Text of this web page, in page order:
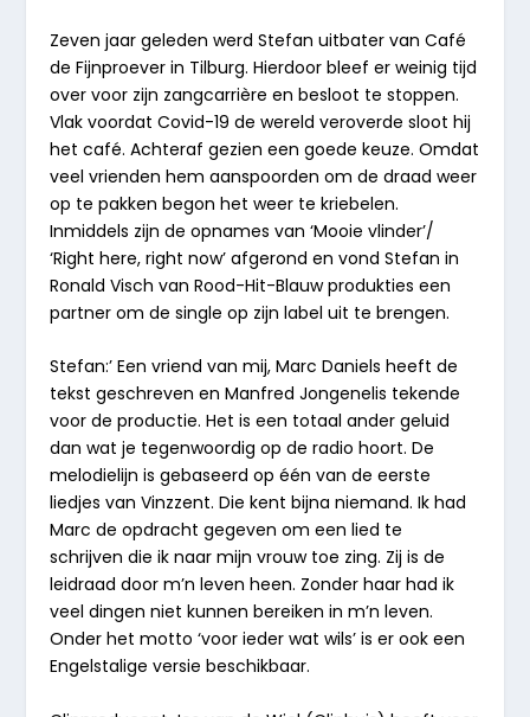
Zeven jaar geleden werd Stefan uitbater van Café
de Fijnproever in Tilburg. Hierdoor bleef er weinig tijd
over voor zijn zangcarrière en besloot te stoppen.
Vlak voordat Covid-19 de wereld veroverde sloot hij
het café. Achteraf gezien een goede keuze. Omdat
veel vrienden hem aanspoorden om de draad weer
op te pakken begon het weer te kriebelen.
Inmiddels zijn de opnames van ‘Mooie vlinder’/
‘Right here, right now’ afgerond en vond Stefan in
Ronald Visch van Rood-Hit-Blauw produkties een
partner om de single op zijn label uit te brengen.
Stefan:’ Een vriend van mij, Marc Daniels heeft de
tekst geschreven en Manfred Jongenelis tekende
voor de productie. Het is een totaal ander geluid
dan wat je tegenwoordig op de radio hoort. De
melodielijn is gebaseerd op één van de eerste
liedjes van Vinzzent. Die kent bijna niemand. Ik had
Marc de opdracht gegeven om een lied te
schrijven die ik naar mijn vrouw toe zing. Zij is de
leidraad door m’n leven heen. Zonder haar had ik
veel dingen niet kunnen bereiken in m’n leven.
Onder het motto ‘voor ieder wat wils’ is er ook een
Engelstalige versie beschikbaar.